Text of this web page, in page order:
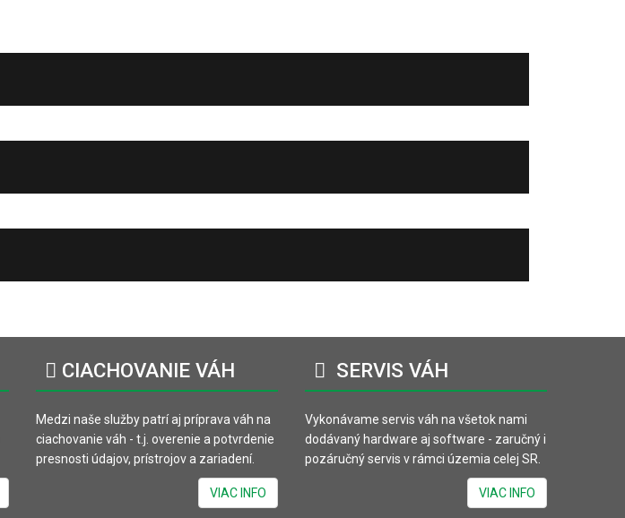
CIACHOVANIE VÁH
Medzi naše služby patrí aj príprava váh na
ciachovanie váh - t.j. overenie a potvrdenie
presnosti údajov, prístrojov a zariadení.
VIAC INFO
SERVIS VÁH
Vykonávame servis váh na všetok nami
dodávaný hardware aj software - zaručný i
pozáručný servis v rámci územia celej SR.
VIAC INFO